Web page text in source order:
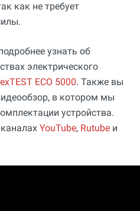
как не требует
узнать об
электрического
ECO 5000. Также вы
в котором мы
устройства.
YouTube, Rutube и